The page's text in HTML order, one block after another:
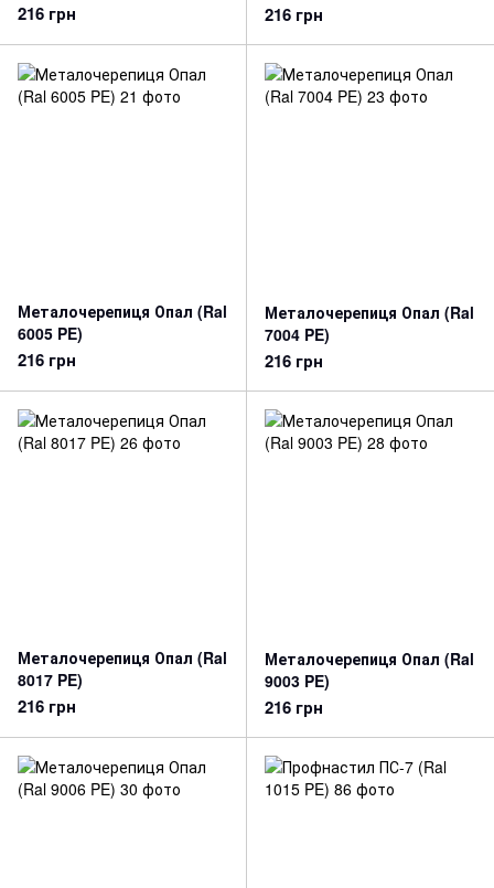
216 грн 216 грн
Металочерепиця Опал (Ral
6005 PE)
216 грн
Металочерепиця Опал (Ral
7004 PE)
216 грн
Металочерепиця Опал (Ral
8017 PE)
216 грн
Металочерепиця Опал (Ral
9003 PE)
216 грн